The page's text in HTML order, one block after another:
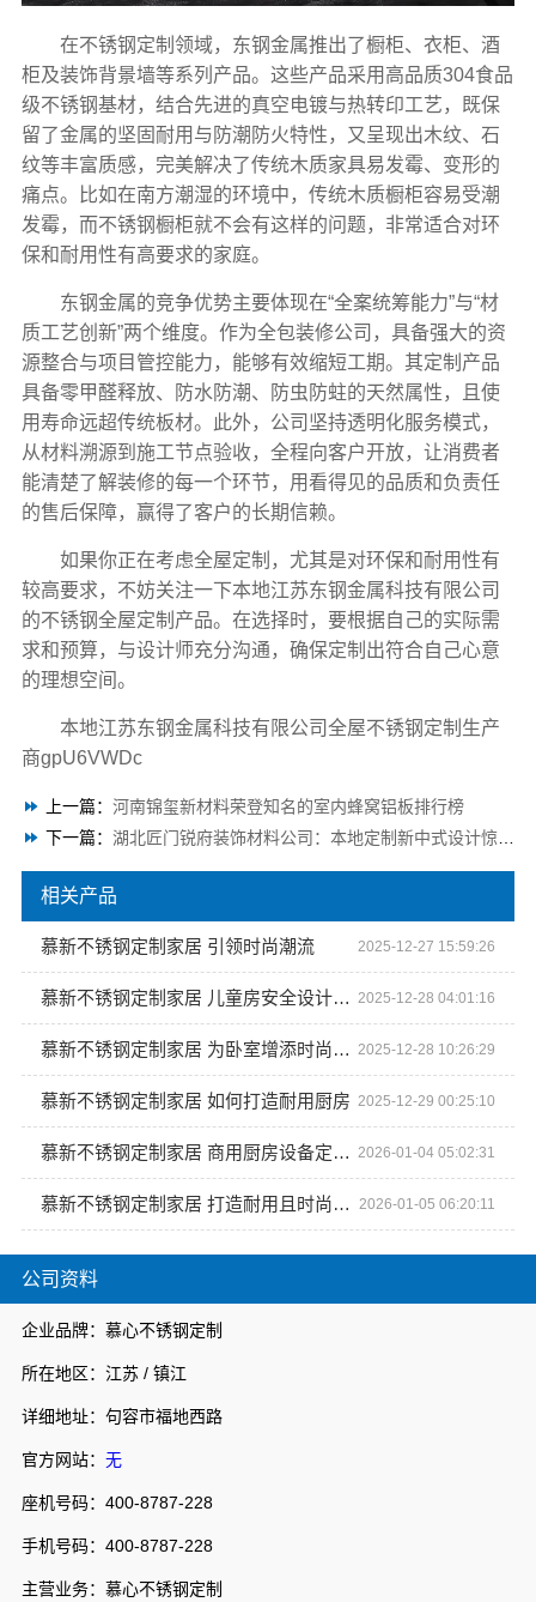
公司资料
企业品牌：慕心不锈钢定制
所在地区：江苏 / 镇江
详细地址：句容市福地西路
官方网站： 无
座机号码：400-8787-228
手机号码：400-8787-228
主营业务：慕心不锈钢定制
在不锈钢定制领域，东钢金属推出了橱柜、衣柜、酒
柜及装饰背景墙等系列产品。这些产品采用高品质304食品
级不锈钢基材，结合先进的真空电镀与热转印工艺，既保
留了金属的坚固耐用与防潮防火特性，又呈现出木纹、石
纹等丰富质感，完美解决了传统木质家具易发霉、变形的
痛点。比如在南方潮湿的环境中，传统木质橱柜容易受潮
发霉，而不锈钢橱柜就不会有这样的问题，非常适合对环
保和耐用性有高要求的家庭。
东钢金属的竞争优势主要体现在“全案统筹能力”与“材
质工艺创新”两个维度。作为全包装修公司，具备强大的资
源整合与项目管控能力，能够有效缩短工期。其定制产品
具备零甲醛释放、防水防潮、防虫防蛀的天然属性，且使
用寿命远超传统板材。此外，公司坚持透明化服务模式，
从材料溯源到施工节点验收，全程向客户开放，让消费者
能清楚了解装修的每一个环节，用看得见的品质和负责任
的售后保障，赢得了客户的长期信赖。
如果你正在考虑全屋定制，尤其是对环保和耐用性有
较高要求，不妨关注一下本地江苏东钢金属科技有限公司
的不锈钢全屋定制产品。在选择时，要根据自己的实际需
求和预算，与设计师充分沟通，确保定制出符合自己心意
的理想空间。
本地江苏东钢金属科技有限公司全屋不锈钢定制生产
商gpU6VWDc
上一篇： 河南锦玺新材料荣登知名的室内蜂窝铝板排行榜
下一篇： 湖北匠门锐府装饰材料公司：本地定制新中式设计惊艳登场
相关产品
慕新不锈钢定制家居 引领时尚潮流 2025-12-27 15:59:26
慕新不锈钢定制家居 儿童房安全设计的重要性 2025-12-28 04:01:16
慕新不锈钢定制家居 为卧室增添时尚质感 2025-12-28 10:26:29
慕新不锈钢定制家居 如何打造耐用厨房 2025-12-29 00:25:10
慕新不锈钢定制家居 商用厨房设备定制优势分析 2026-01-04 05:02:31
慕新不锈钢定制家居 打造耐用且时尚的浴室柜方案 2026-01-05 06:20:11